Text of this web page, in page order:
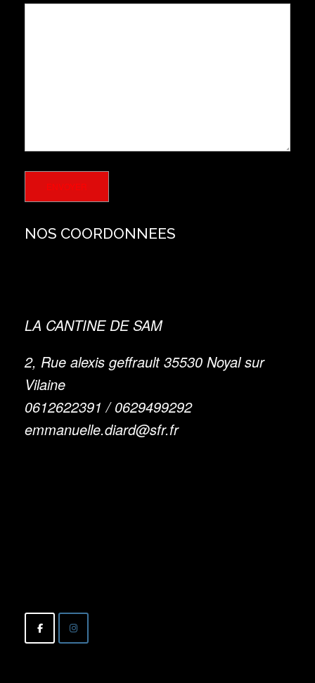
ENVOYER
NOS COORDONNEES
LA CANTINE DE SAM
2, Rue alexis geffrault 35530 Noyal sur
Vilaine
0612622391 / 0629499292
emmanuelle.diard@sfr.fr